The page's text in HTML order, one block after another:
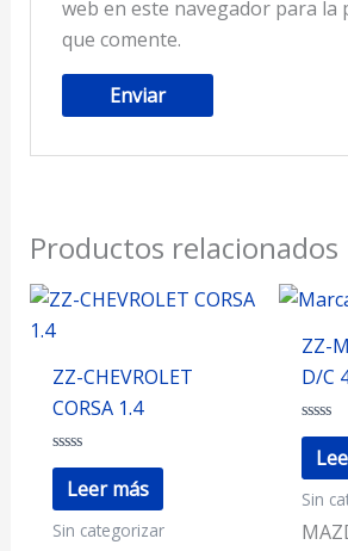
web en este navegador para la
que comente.
Productos relacionados
ZZ-CHEVROLET
CORSA 1.4
Valorado
con
de
5
Leer más
Sin categorizar
ZZ-
D/C
con
de
5
Sin